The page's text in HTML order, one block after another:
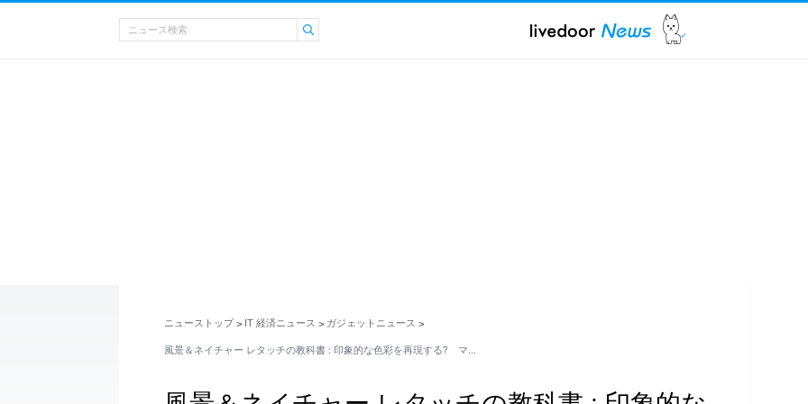
ニューストップ > IT 経済ニュース > ガジェットニュース >
風景＆ネイチャー レタッチの教科書 : 印象的な色彩を再現する? マ…